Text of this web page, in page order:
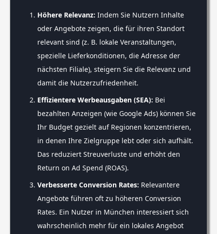
Höhere Relevanz: Indem Sie Nutzern Inhalte
oder Angebote zeigen, die für ihren Standort
relevant sind (z. B. lokale Veranstaltungen,
spezielle Lieferkonditionen, die Adresse der
nächsten Filiale), steigern Sie die Relevanz und
damit die Nutzerzufriedenheit.
Effizientere Werbeausgaben (SEA): Bei
bezahlten Anzeigen (wie Google Ads) können Sie
Ihr Budget gezielt auf Regionen konzentrieren,
in denen Ihre Zielgruppe lebt oder sich aufhält.
Das reduziert Streuverluste und erhöht den
Return on Ad Spend (ROAS).
Verbesserte Conversion Rates: Relevantere
Angebote führen oft zu höheren Conversion
Rates. Ein Nutzer in München interessiert sich
wahrscheinlich mehr für ein lokales Angebot